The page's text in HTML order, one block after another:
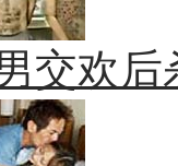
交欢后